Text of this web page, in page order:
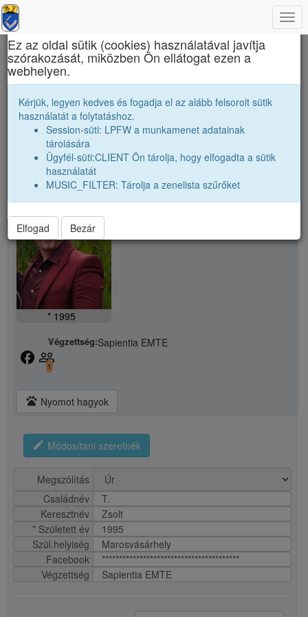
Bolyai Farkas Elméleti Líceum
T. Zsolt
T. Zsolt
* 1995
Végzettség:Sapientia EMTE
facebook people_outline
1
pets Nyomot hagyok
edit Módosítani szeretnék
Megszólítás
Családnév
T.
Keresztnév
Zsolt
* Született év
1995
Szül.helyiség
Marosvásárhely
Facebook
****************************************
Végzettség
Sapientia EMTE
×
Ez az oldal sütik (cookies) használatával javítja
szórakozását, miközben Ön ellátogat ezen a
webhelyen.
Kérjük, legyen kedves és fogadja el az alább felsorolt sütik
használatát a folytatáshoz.
Session-süti: LPFW a munkamenet adatainak
tárolására
Ügyfél-süti:CLIENT Ön tárolja, hogy elfogadta a sütik
használatát
MUSIC_FILTER: Tárolja a zenelista szűrőket
Elfogad Bezár